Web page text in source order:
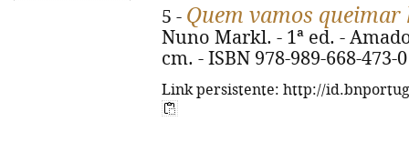
5 - Quem vamos queimar
Nuno Markl. - 1ª ed. -
cm. - ISBN 978-989-668-473-0
Link persistente: http://